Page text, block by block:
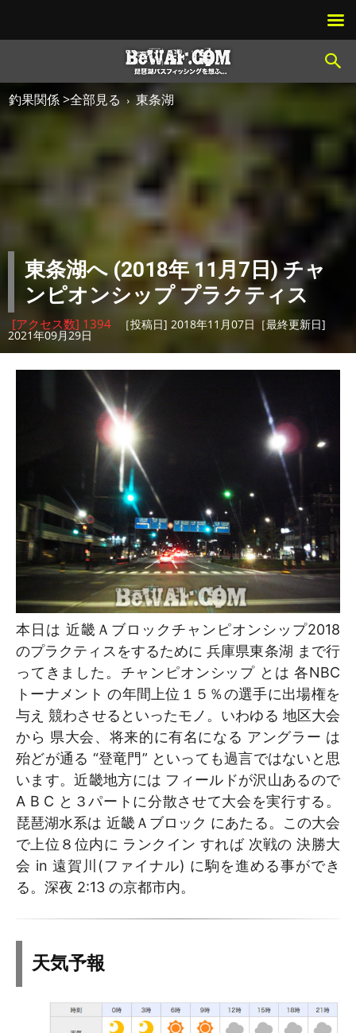
釣果関係 >全部見る 東条湖
東条湖へ (2018年 11月7日) チャ
ンピオンシップ プラクティス
[アクセス数] 1394 ［投稿日] 2018年11月07日［最終更新日]
2021年09月29日
本日は 近畿Ａブロックチャンピオンシップ2018
のプラクティスをするために 兵庫県東条湖 まで行
ってきました。チャンピオンシップ とは 各NBC
トーナメント の年間上位１５％の選手に出場権を
与え 競わさせるといったモノ。いわゆる 地区大会
から 県大会、将来的に有名になる アングラー は
殆どが通る “登竜門” といっても過言ではないと思
います。近畿地方には フィールドが沢山あるので
A B C と３パートに分散させて大会を実行する。
琵琶湖水系は 近畿Ａブロック にあたる。この大会
で上位８位内に ランクイン すれば 次戦の 決勝大
会 in 遠賀川(ファイナル) に駒を進める事ができ
る。深夜 2:13 の京都市内。
天気予報